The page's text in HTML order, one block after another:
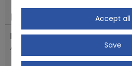
Motor & pohon
Převodovka
Automatický
Accept all
Save